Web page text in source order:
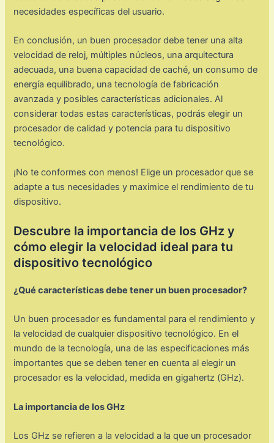
necesidades específicas del usuario.
En conclusión, un buen procesador debe tener una alta
velocidad de reloj, múltiples núcleos, una arquitectura
adecuada, una buena capacidad de caché, un consumo de
energía equilibrado, una tecnología de fabricación
avanzada y posibles características adicionales. Al
considerar todas estas características, podrás elegir un
procesador de calidad y potencia para tu dispositivo
tecnológico.
¡No te conformes con menos! Elige un procesador que se
adapte a tus necesidades y maximice el rendimiento de tu
dispositivo.
Descubre la importancia de los GHz y
cómo elegir la velocidad ideal para tu
dispositivo tecnológico
¿Qué características debe tener un buen procesador?
Un buen procesador es fundamental para el rendimiento y
la velocidad de cualquier dispositivo tecnológico. En el
mundo de la tecnología, una de las especificaciones más
importantes que se deben tener en cuenta al elegir un
procesador es la velocidad, medida en gigahertz (GHz).
La importancia de los GHz
Los GHz se refieren a la velocidad a la que un procesador